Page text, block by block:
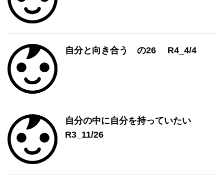
自分と向き合う の26 R4_4/4
自分の中に自分を持っていたい
R3_11/26